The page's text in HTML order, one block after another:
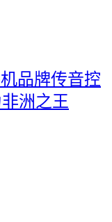
品牌传音控
洲之王